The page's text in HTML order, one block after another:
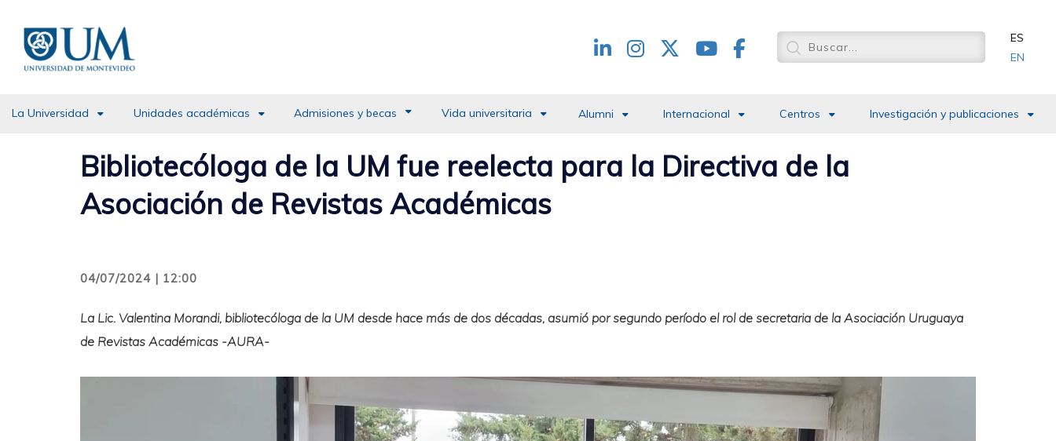
contenido
principal
Redes
ES
EN
La Universidad Unidades académicas Admisiones y becas Vida universitaria Alumni Internacional Centros Investigación y publicaciones
Bibliotecóloga de la UM fue reelecta para la Directiva de la
Asociación de Revistas Académicas
04/07/2024 | 12:00
La Lic. Valentina Morandi, bibliotecóloga de la UM desde hace más de dos décadas, asumió por segundo período el rol de secretaria de la Asociación Uruguaya
de Revistas Académicas -AURA-